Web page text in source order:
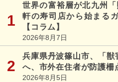
世界の富裕層が北九州
軒の寿司店から始まる
【コラム】
2026年8月7日
兵庫県丹波篠山市、「獣
へ、市外在住者が防護柵
2026年8月5日